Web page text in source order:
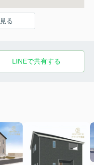
る
LINEで共有する